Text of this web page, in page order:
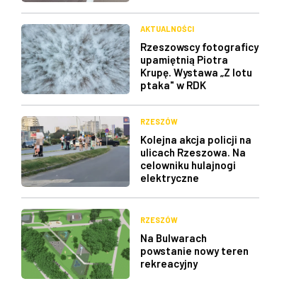
AKTUALNOŚCI
Rzeszowscy fotograficy
upamiętnią Piotra
Krupę. Wystawa „Z lotu
ptaka" w RDK
RZESZÓW
Kolejna akcja policji na
ulicach Rzeszowa. Na
celowniku hulajnogi
elektryczne
RZESZÓW
Na Bulwarach
powstanie nowy teren
rekreacyjny